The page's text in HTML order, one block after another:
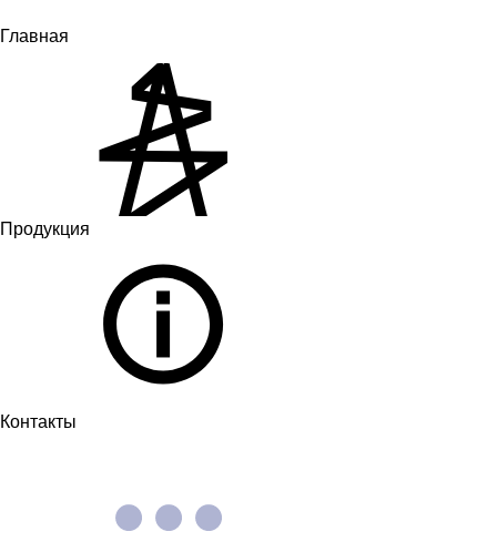
Главная
Продукция
Контакты